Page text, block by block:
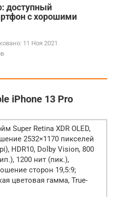
доступный
с хорошими
11 Ноя 2021
iPhone 13 Pro
Super Retina XDR OLED,
2532×1170 пикселей
HDR10, Dolby Vision, 800
1200 нит (пик.),
сторон 19,5:9;
цветовая гамма, True-